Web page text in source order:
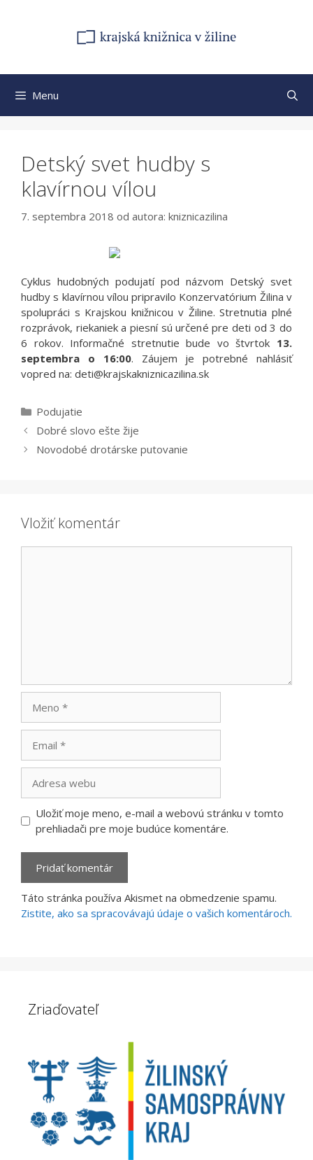
Menu
Detský svet hudby s
klavírnou vílou
7. septembra 2018 od autora: kniznicazilina
Cyklus hudobných podujatí pod názvom Detský svet
hudby s klavírnou vílou pripravilo Konzervatórium Žilina v
spolupráci s Krajskou knižnicou v Žiline. Stretnutia plné
rozprávok, riekaniek a piesní sú určené pre deti od 3 do
6 rokov. Informačné stretnutie bude vo štvrtok 13.
septembra o 16:00. Záujem je potrebné nahlásiť
vopred na: deti@krajskakniznicazilina.sk
Kategórie
Podujatie
Dobré slovo ešte žije
Novodobé drotárske putovanie
Vložiť komentár
webu
Uložiť moje meno, e-mail a webovú stránku v tomto
prehliadači pre moje budúce komentáre.
Táto stránka používa Akismet na obmedzenie spamu.
Zistite, ako sa spracovávajú údaje o vašich komentároch.
Zriaďovateľ